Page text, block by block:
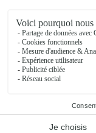
service
30/06/2026
Trustpilot